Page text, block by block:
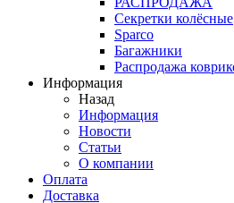
Секретки колёсные
Sparco
Багажники
Распродажа
Информация
Назад
Информация
Новости
Статьи
О компании
Оплата
Доставка